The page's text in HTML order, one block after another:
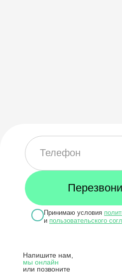
Принимаю условия
и пользовательского
Напишите нам,
мы онлайн
или позвоните